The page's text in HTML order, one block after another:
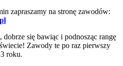
zapraszamy na stronę zawodów:
się bawiąc i podnosząc rangę
Zawody te po raz pierwszy
roku.